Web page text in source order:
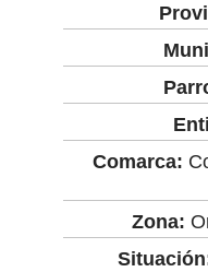
Comarca:
Zona: